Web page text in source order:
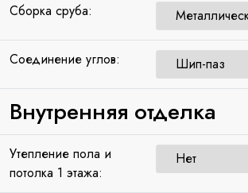
Сборка сруба:
Соединение углов:
Внутренняя отделка
Утепление пола и
потолка 1 этажа: